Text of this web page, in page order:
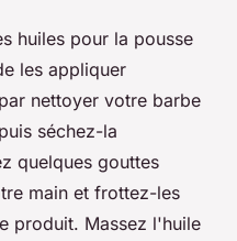
huiles pour la pousse
les appliquer
nettoyer votre barbe
séchez-la
quelques gouttes
main et frottez-les
produit. Massez l'huile